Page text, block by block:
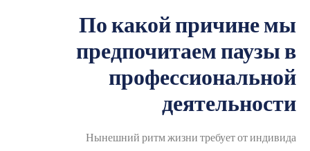
По какой причине мы
предпочитаем паузы в
профессиональной
деятельности
Нынешний ритм жизни требует от индивида